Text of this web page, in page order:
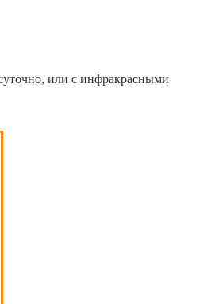
или с инфракрасными